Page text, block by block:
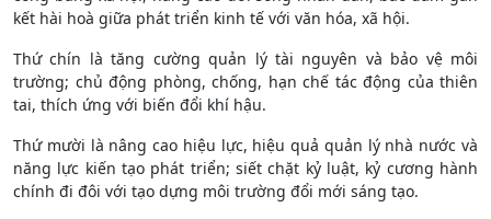
kết hài hoà giữa phát triển kinh tế với văn hóa, xã hội.
Thứ chín là tăng cường quản lý tài nguyên và bảo vệ môi
trường; chủ động phòng, chống, hạn chế tác động của thiên
tai, thích ứng với biến đổi khí hậu.
Thứ mười là nâng cao hiệu lực, hiệu quả quản lý nhà nước và
năng lực kiến tạo phát triển; siết chặt kỷ luật, kỷ cương hành
chính đi đôi với tạo dựng môi trường đổi mới sáng tạo.